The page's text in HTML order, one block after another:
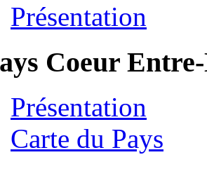
Présentation
Coeur
Présentation
Carte du Pays